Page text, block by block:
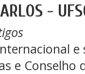
-
e
e Conselho